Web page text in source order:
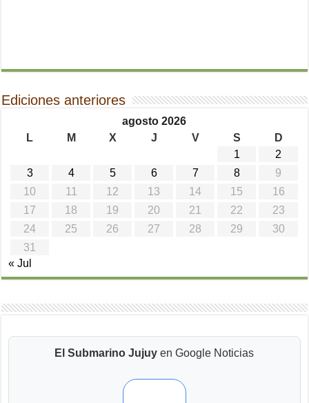
Ediciones anteriores
agosto 2026
L
M X J V S
D
1
2
3
4 5 6 7 8
9
10
11 12 13 14 15
16
17
18 19 20 21 22
23
24
25 26 27 28 29
30
31
« Jul
El Submarino Jujuy en Google Noticias